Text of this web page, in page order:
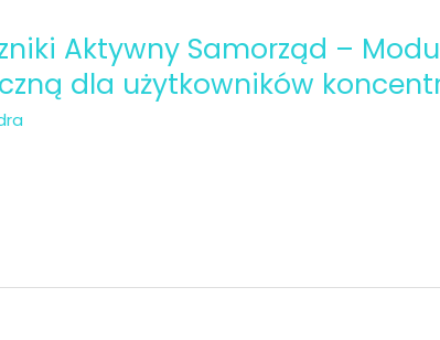
Aktywny Samorząd –
dla użytkowników